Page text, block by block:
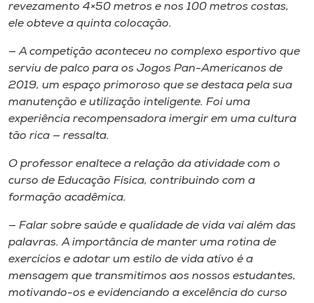
Unoesc
Store
Selecione
o idioma
A+
A-
revezamento 4×50 metros e nos 100 metros costas,
ele obteve a quinta colocação.
— A competição aconteceu no complexo esportivo que
serviu de palco para os Jogos Pan-Americanos de
2019, um espaço primoroso que se destaca pela sua
manutenção e utilização inteligente. Foi uma
experiência recompensadora imergir em uma cultura
tão rica — ressalta.
O professor enaltece a relação da atividade com o
curso de Educação Física, contribuindo com a
formação acadêmica.
— Falar sobre saúde e qualidade de vida vai além das
palavras. A importância de manter uma rotina de
exercícios e adotar um estilo de vida ativo é a
mensagem que transmitimos aos nossos estudantes,
motivando-os e evidenciando a excelência do curso